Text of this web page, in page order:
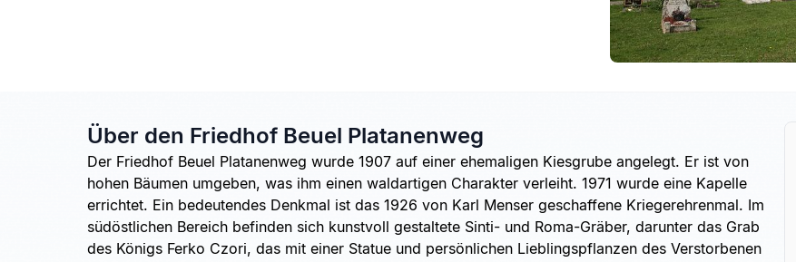
Über den Friedhof Beuel Platanenweg
Der Friedhof Beuel Platanenweg wurde 1907 auf einer ehemaligen Kiesgrube angelegt. Er ist von
hohen Bäumen umgeben, was ihm einen waldartigen Charakter verleiht. 1971 wurde eine Kapelle
errichtet. Ein bedeutendes Denkmal ist das 1926 von Karl Menser geschaffene Kriegerehrenmal. Im
südöstlichen Bereich befinden sich kunstvoll gestaltete Sinti- und Roma-Gräber, darunter das Grab
des Königs Ferko Czori, das mit einer Statue und persönlichen Lieblingspflanzen des Verstorbenen